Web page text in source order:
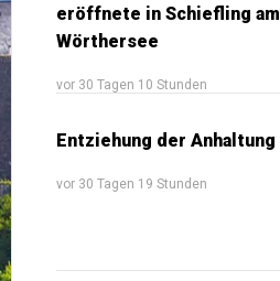
eröffnete in Schiefling am
Wörthersee
vor 30 Tagen 10 Stunden
Entziehung der Anhaltung
vor 30 Tagen 19 Stunden